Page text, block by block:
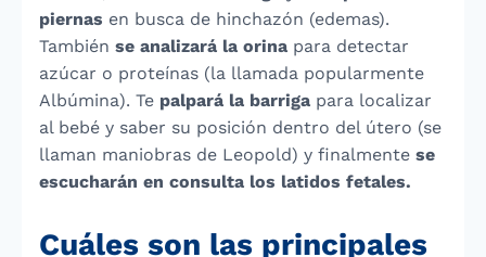
piernas en busca de hinchazón (edemas).
También se analizará la orina para detectar
azúcar o proteínas (la llamada popularmente
Albúmina). Te palpará la barriga para localizar
al bebé y saber su posición dentro del útero (se
llaman maniobras de Leopold) y finalmente se
escucharán en consulta los latidos fetales.
Cuáles son las principales